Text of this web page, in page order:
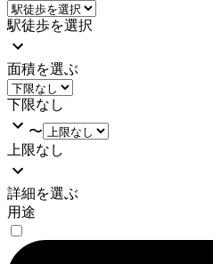
駅徒歩を選択
面積を選ぶ
下限なし
〜
上限なし
詳細を選ぶ
用途